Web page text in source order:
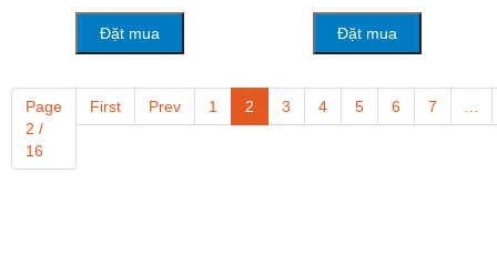
Đặt mua Đặt mua
Page
2 /
16
First Prev 1 2 3 4 5 6 7